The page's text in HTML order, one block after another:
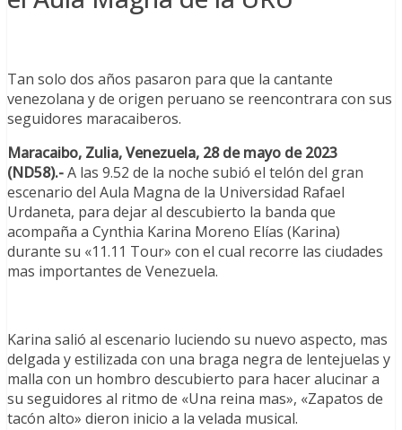
Tan solo dos años pasaron para que la cantante
venezolana y de origen peruano se reencontrara con sus
seguidores maracaiberos.
Maracaibo, Zulia, Venezuela, 28 de mayo de 2023
(ND58).-A las 9.52 de la noche subió el telón del gran
escenario del Aula Magna de la Universidad Rafael
Urdaneta, para dejar al descubierto la banda que
acompaña a Cynthia Karina Moreno Elías (Karina)
durante su «11.11 Tour» con el cual recorre las ciudades
mas importantes de Venezuela.
Karina salió al escenario luciendo su nuevo aspecto, mas
delgada y estilizada con una braga negra de lentejuelas y
malla con un hombro descubierto para hacer alucinar a
su seguidores al ritmo de «Una reina mas», «Zapatos de
tacón alto» dieron inicio a la velada musical.